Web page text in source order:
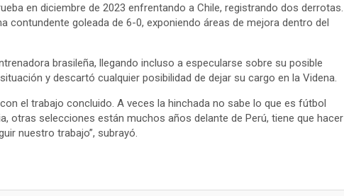
en diciembre de 2023 enfrentando a Chile, registrando dos derrotas.
contundente goleada de 6-0, exponiendo áreas de mejora dentro del
brasileña, llegando incluso a especularse sobre su posible
y descartó cualquier posibilidad de dejar su cargo en la Videna.
el trabajo concluido. A veces la hinchada no sabe lo que es fútbol
otras selecciones están muchos años delante de Perú, tiene que hacer
nuestro trabajo”, subrayó.